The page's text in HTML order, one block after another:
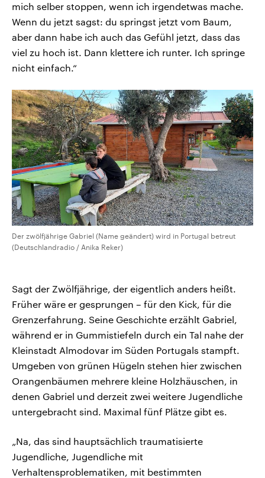
mich selber stoppen, wenn ich irgendetwas mache.
Wenn du jetzt sagst: du springst jetzt vom Baum,
aber dann habe ich auch das Gefühl jetzt, dass das
viel zu hoch ist. Dann klettere ich runter. Ich springe
nicht einfach.“
Der zwölfjährige Gabriel (Name geändert) wird in Portugal betreut
(Deutschlandradio / Anika Reker)
Sagt der Zwölfjährige, der eigentlich anders heißt.
Früher wäre er gesprungen – für den Kick, für die
Grenzerfahrung. Seine Geschichte erzählt Gabriel,
während er in Gummistiefeln durch ein Tal nahe der
Kleinstadt Almodovar im Süden Portugals stampft.
Umgeben von grünen Hügeln stehen hier zwischen
Orangenbäumen mehrere kleine Holzhäuschen, in
denen Gabriel und derzeit zwei weitere Jugendliche
untergebracht sind. Maximal fünf Plätze gibt es.
„Na, das sind hauptsächlich traumatisierte
Jugendliche, Jugendliche mit
Verhaltensproblematiken, mit bestimmten